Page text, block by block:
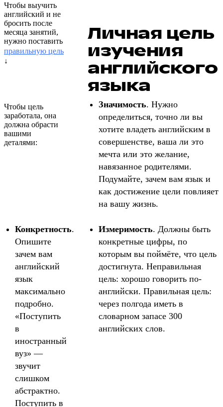
Чтобы выучить
английский и не
бросить после
месяца занятий,
нужно поставить
правильную цель
↓
Личная цель
изучения
английского
языка
Чтобы цель
заработала, она
должна обрасти
вашими
деталями:
Значимость. Нужно
определиться, точно ли вы
хотите владеть английским в
совершенстве, ваша ли это
мечта или это желание,
навязанное родителями.
Подумайте, зачем вам язык и
как достижение цели повлияет
на вашу жизнь.
Конкретность.
Опишите
зачем вам
английский
язык
максимально
подробно.
«Поступить
в
иностранный
вуз» —
звучит
слишком
абстрактно.
Поступить в
Измеримость. Должны быть
конкретные цифры, по
которым вы поймёте, что цель
достигнута. Неправильная
цель: хорошо говорить по-
английски. Правильная цель:
через полгода иметь в
словарном запасе 300
английских слов.